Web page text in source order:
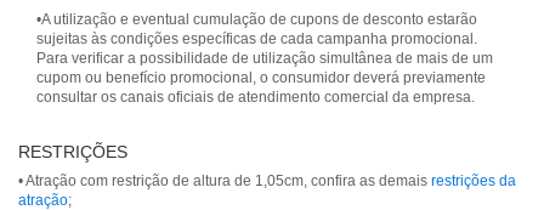
•A utilização e eventual cumulação de cupons de desconto estarão
sujeitas às condições específicas de cada campanha promocional.
Para verificar a possibilidade de utilização simultânea de mais de um
cupom ou benefício promocional, o consumidor deverá previamente
consultar os canais oficiais de atendimento comercial da empresa.
RESTRIÇÕES
• Atração com restrição de altura de 1,05cm, confira as demais restrições da
atração;